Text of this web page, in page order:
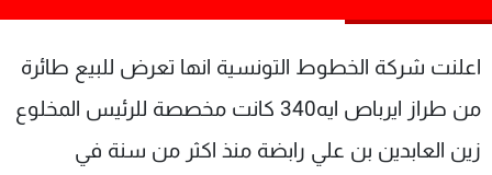
اعلنت شركة الخطوط التونسية انها تعرض للبيع طائرة
من طراز ايرباص ايه340 كانت مخصصة للرئيس المخلوع
زين العابدين بن علي رابضة منذ اكثر من سنة في
شاهد البرامج
الترددات
عن MTV
الإنـتـاج
تواصل معنا